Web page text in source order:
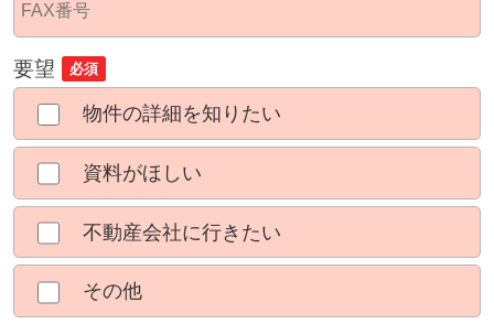
要望 必須
物件の詳細を知りたい
資料がほしい
不動産会社に行きたい
その他